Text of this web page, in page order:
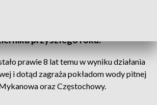
przyszłego roku.
prawie 8 lat temu w wyniku działania
i dotąd zagraża pokładom wody pitnej
oraz Częstochowy.